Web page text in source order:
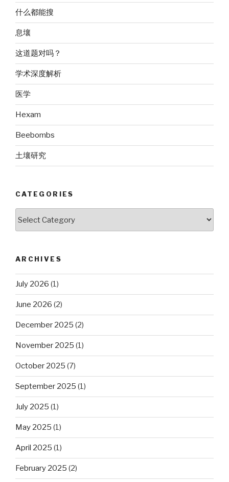
什么都能搜
息壤
这道题对吗？
学术深度解析
医学
Hexam
Beebombs
土壤研究
CATEGORIES
ARCHIVES
July 2026 (1)
June 2026 (2)
December 2025 (2)
November 2025 (1)
October 2025 (7)
September 2025 (1)
July 2025 (1)
May 2025 (1)
April 2025 (1)
February 2025 (2)